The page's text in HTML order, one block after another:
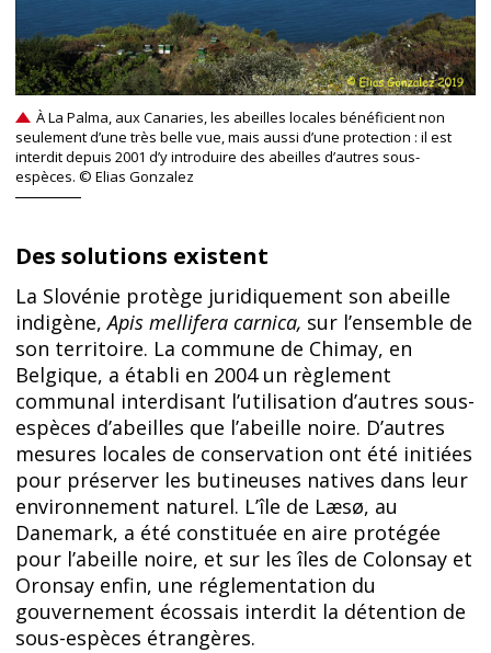
À La Palma, aux Canaries, les abeilles locales bénéficient non
seulement d’une très belle vue, mais aussi d’une protection : il est
interdit depuis 2001 d’y introduire des abeilles d’autres sous-
espèces. © Elias Gonzalez
Des solutions existent
La Slovénie protège juridiquement son abeille
indigène,Apis mellifera carnica, sur l’ensemble de
son territoire. La commune de Chimay, en
Belgique, a établi en 2004 un règlement
communal interdisant l’utilisation d’autres sous-
espèces d’abeilles que l’abeille noire. D’autres
mesures locales de conservation ont été initiées
pour préserver les butineuses natives dans leur
environnement naturel. L’île de Læsø, au
Danemark, a été constituée en aire protégée
pour l’abeille noire, et sur les îles de Colonsay et
Oronsay enfin, une réglementation du
gouvernement écossais interdit la détention de
sous-espèces étrangères.